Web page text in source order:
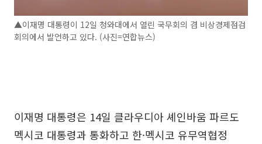
▲이재명 대통령이 12일 청와대에서 열린 국무회의 겸 비상경제점검
회의에서 발언하고 있다. (사진=연합뉴스)
이재명 대통령은 14일 클라우디아 셰인바움 파르도
멕시코 대통령과 통화하고 한·멕시코 유무역협정